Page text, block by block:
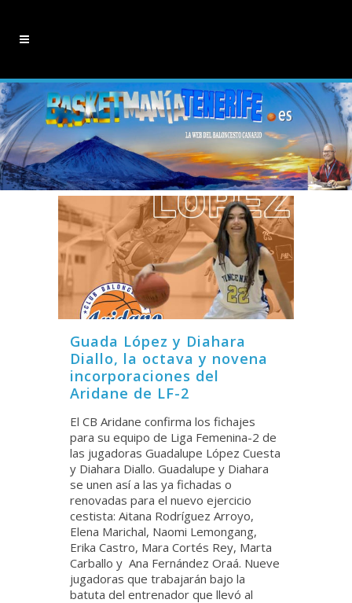
Guada López y Diahara
Diallo, la octava y novena
incorporaciones del
Aridane de LF-2
El CB Aridane confirma los fichajes
para su equipo de Liga Femenina-2 de
las jugadoras Guadalupe López Cuesta
y Diahara Diallo. Guadalupe y Diahara
se unen así a las ya fichadas o
renovadas para el nuevo ejercicio
cestista: Aitana Rodríguez Arroyo,
Elena Marichal, Naomi Lemongang,
Erika Castro, Mara Cortés Rey, Marta
Carballo y Ana Fernández Oraá. Nueve
jugadoras que trabajarán bajo la
batuta del entrenador que llevó al